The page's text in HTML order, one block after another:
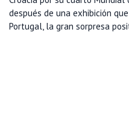
después de una exhibición
Portugal, la gran sorpresa